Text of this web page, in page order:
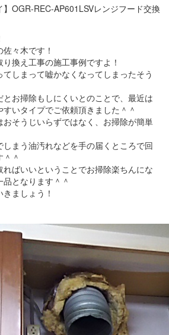
OGR-REC-AP601LSVレンジフード交換
々木です！
換え工事の施工事例ですよ！
しまって嘘かなくなってしまったそう
お掃除もしにくいとのことで、最近は
いタイプでご依頼頂きました＾＾
そうじいらずではなく、お掃除が簡単
まう油汚れなどを手の届くところで回
＾
ばいいということでお掃除楽ちんにな
となります＾＾
ましょう！